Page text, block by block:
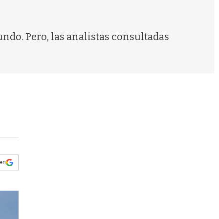
Pero, las analistas consultadas